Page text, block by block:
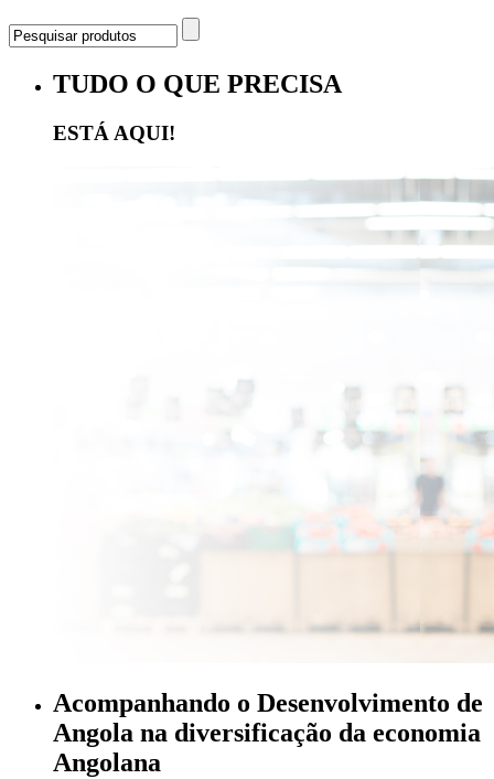
TUDO O QUE PRECISA
ESTÁ AQUI!
Acompanhando o Desenvolvimento de
Angola na diversificação da economia
Angolana